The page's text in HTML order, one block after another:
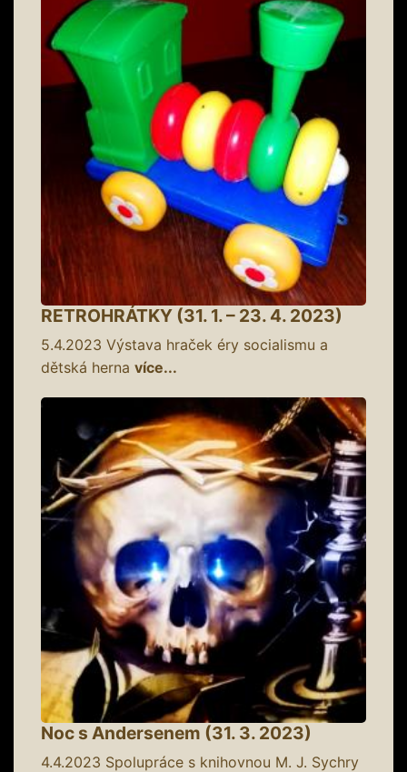
RETROHRÁTKY (31. 1. – 23. 4. 2023)
5.4.2023 Výstava hraček éry socialismu a
dětská herna více...
Noc s Andersenem (31. 3. 2023)
4.4.2023 Spolupráce s knihovnou M. J. Sychry